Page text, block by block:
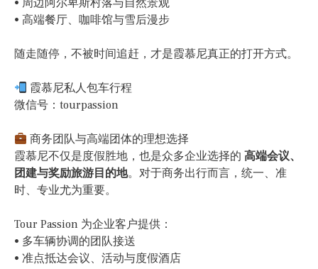
• 周边阿尔卑斯村落与自然景观
• 高端餐厅、咖啡馆与雪后漫步
随走随停，不被时间追赶，才是霞慕尼真正的打开方式。
霞慕尼私人包车行程
微信号：tourpassion
商务团队与高端团体的理想选择
霞慕尼不仅是度假胜地，也是众多企业选择的 高端会议、
团建与奖励旅游目的地。对于商务出行而言，统一、准
时、专业尤为重要。
Tour Passion 为企业客户提供：
• 多车辆协调的团队接送
• 准点抵达会议、活动与度假酒店